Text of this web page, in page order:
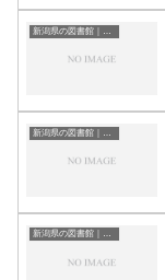
新潟県の図書館｜勉強できる場所